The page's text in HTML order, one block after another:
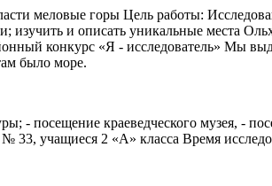
меловые горы Цель работы:
и описать уникальные места
конкурс «Я - исследователь» Мы
было море.
- посещение краеведческого музея, -
учащиеся 2 «А» класса Время